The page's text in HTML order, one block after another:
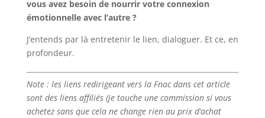
vous avez besoin de nourrir votre connexion
émotionnelle avec l’autre ?
J’entends par là entretenir le lien, dialoguer. Et ce, en
profondeur.
Note : les liens redirigeant vers la Fnac dans cet article
sont des liens affiliés (je touche une commission si vous
achetez sans que cela ne change rien au prix d’achat